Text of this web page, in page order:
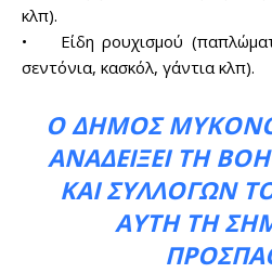
κλπ).
• Είδη ρουχισμού
σεντόνια, κασκόλ, γάντια κλπ).
Ο ΔΉΜΟΣ
ΑΝΑΔΕΊΞΕΙ ΤΗ
ΚΑΙ ΣΥΛΛΌΓΩΝ
ΑΥΤΉ ΤΗ